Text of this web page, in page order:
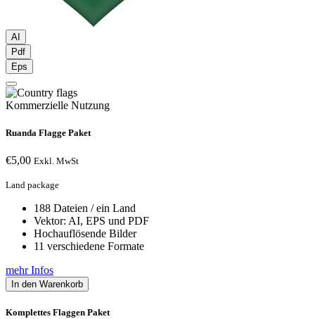
AI
Pdf
Eps
Kommerzielle Nutzung
Ruanda Flagge Paket
€5,00 Exkl. MwSt
Land package
188 Dateien / ein Land
Vektor: AI, EPS und PDF
Hochauflösende Bilder
11 verschiedene Formate
mehr Infos
In den Warenkorb
Komplettes Flaggen Paket